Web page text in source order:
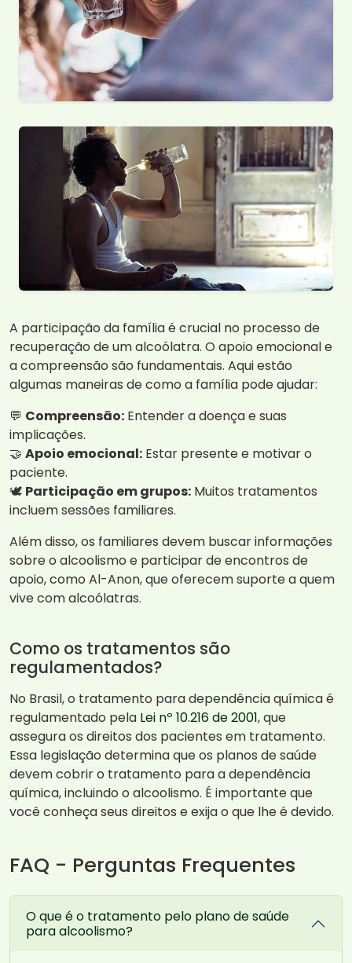
A participação da família é crucial no processo de
recuperação de um alcoólatra. O apoio emocional e
a compreensão são fundamentais. Aqui estão
algumas maneiras de como a família pode ajudar:
💬 Compreensão: Entender a doença e suas
implicações.
🤝 Apoio emocional: Estar presente e motivar o
paciente.
🕊️ Participação em grupos: Muitos tratamentos
incluem sessões familiares.
Além disso, os familiares devem buscar informações
sobre o alcoolismo e participar de encontros de
apoio, como Al-Anon, que oferecem suporte a quem
vive com alcoólatras.
Como os tratamentos são
regulamentados?
No Brasil, o tratamento para dependência química é
regulamentado pela Lei nº 10.216 de 2001, que
assegura os direitos dos pacientes em tratamento.
Essa legislação determina que os planos de saúde
devem cobrir o tratamento para a dependência
química, incluindo o alcoolismo. É importante que
você conheça seus direitos e exija o que lhe é devido.
FAQ - Perguntas Frequentes
O que é o tratamento pelo plano de saúde
para alcoolismo?